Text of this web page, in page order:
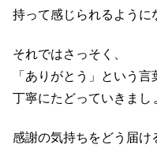
持って感じられるように
それではさっそく、
「ありがとう」という言
丁寧にたどっていきまし
感謝の気持ちをどう届け